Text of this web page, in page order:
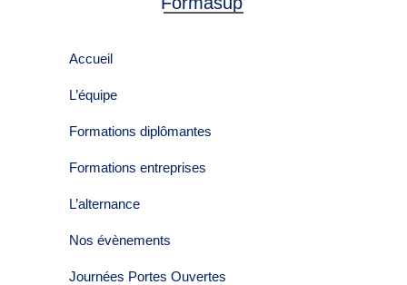
Accueil
L’équipe
Formations diplômantes
Formations entreprises
L’alternance
Nos évènements
Journées Portes Ouvertes